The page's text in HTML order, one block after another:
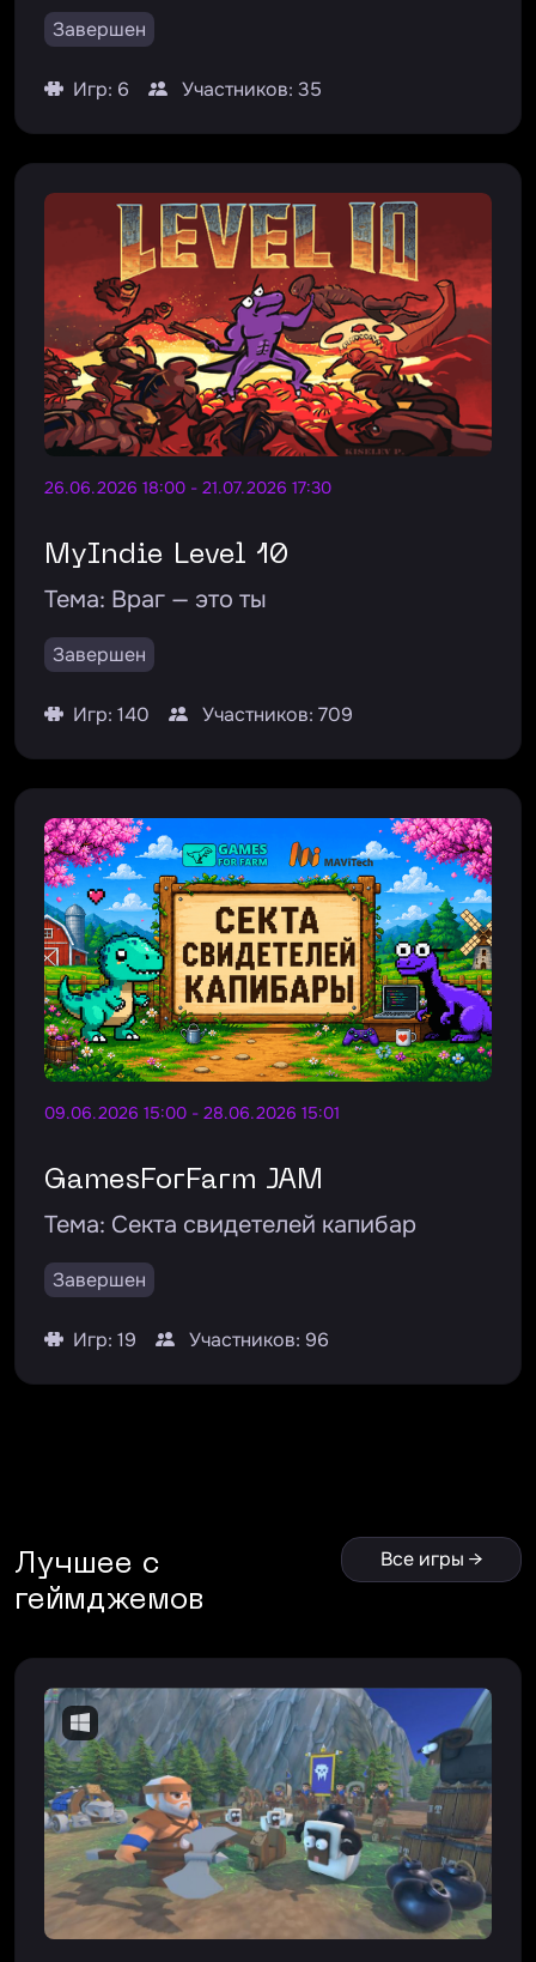
Завершен
Игр: 6 Участников: 35
26.06.2026 18:00 - 21.07.2026 17:30
MyIndie Level 10
Тема: Враг — это ты
Завершен
Игр: 140 Участников: 709
09.06.2026 15:00 - 28.06.2026 15:01
GamesForFarm JAM
Тема: Секта свидетелей капибар
Завершен
Игр: 19 Участников: 96
Лучшее с
геймджемов
Все игры →